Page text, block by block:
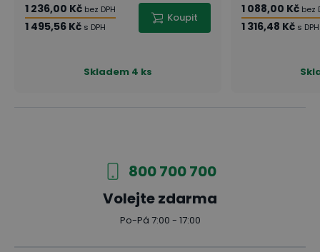
1 236,00 Kč bez DPH
1 495,56 Kč s DPH
Koupit
Skladem 4 ks
1 088,00 Kč bez
1 316,48 Kč s DPH
800 700 700
Volejte zdarma
Po-Pá 7:00 - 17:00